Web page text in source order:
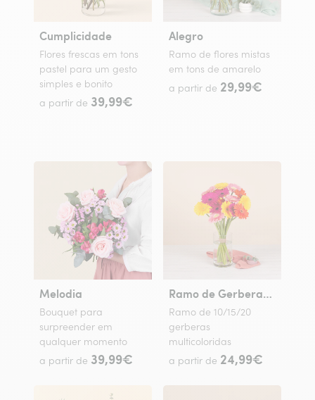
Cumplicidade
Flores frescas em tons
pastel para um gesto
simples e bonito
a partir de 39,99€
Alegro
Ramo de flores mistas
em tons de amarelo
a partir de 29,99€
Melodia
Bouquet para
surpreender em
qualquer momento
a partir de 39,99€
Ramo de Gerberas Coloridas
Ramo de 10/15/20
gerberas
multicoloridas
a partir de 24,99€